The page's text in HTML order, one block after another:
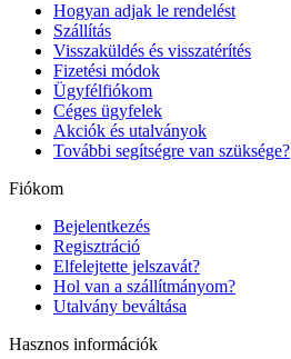
Hogyan adjak le rendelést
Szállítás
Visszaküldés és visszatérítés
Fizetési módok
Ügyfélfiókom
Céges ügyfelek
Akciók és utalványok
További segítségre van szüksége?
Fiókom
Bejelentkezés
Regisztráció
Elfelejtette jelszavát?
Hol van a szállítmányom?
Utalvány beváltása
Hasznos információk